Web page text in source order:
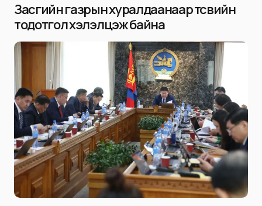
Засгийн газрын хуралдаанаар төсвийн
тодотгол хэлэлцэж байна